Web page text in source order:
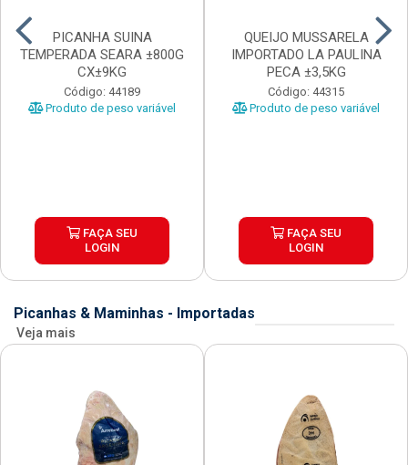
PICANHA SUINA
TEMPERADA SEARA ±800G
CX±9KG
Código: 44189
Produto de peso variável
FAÇA SEU
LOGIN
QUEIJO MUSSARELA
IMPORTADO LA PAULINA
PECA ±3,5KG
Código: 44315
Produto de peso variável
FAÇA SEU
LOGIN
Picanhas & Maminhas - Importadas
Veja mais